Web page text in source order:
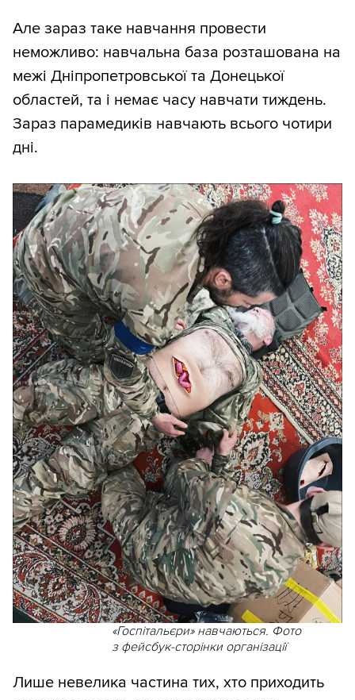
Але зараз таке навчання провести
неможливо: навчальна база розташована на
межі Дніпропетровської та Донецької
областей, та і немає часу навчати тиждень.
Зараз парамедиків навчають всього чотири
дні.
«Госпітальєри» навчаються. Фото
з фейсбук-сторінки організації
Лише невелика частина тих, хто приходить